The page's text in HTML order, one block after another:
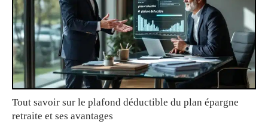
Tout savoir sur le plafond déductible du plan épargne
retraite et ses avantages